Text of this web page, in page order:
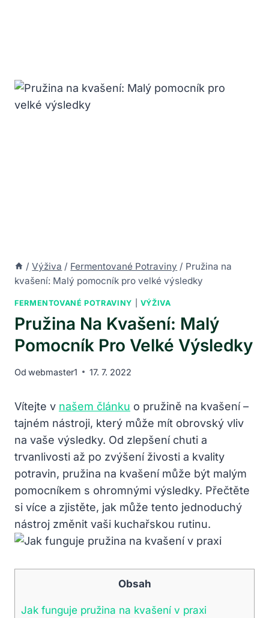
/ Výživa / Fermentované Potraviny / Pružina na
kvašení: Malý pomocník pro velké výsledky
FERMENTOVANÉ POTRAVINY VÝŽIVA
Pružina Na Kvašení: Malý
Pomocník Pro Velké Výsledky
Od webmaster1 17. 7. 2022
Vítejte v našem článku o pružině ‍na kvašení –
tajném ‍nástroji, který může mít obrovský vliv
na vaše výsledky. Od zlepšení chuti a
trvanlivosti ⁢až po zvýšení‌ živosti a kvality
⁣potravin, pružina na kvašení může ⁣být ​malým
pomocníkem s ohromnými ⁢výsledky. Přečtěte
si⁣ více a zjistěte, jak může tento jednoduchý
nástroj​ změnit vaši kuchařskou rutinu.
Obsah
Jak funguje pružina ⁣na kvašení v praxi